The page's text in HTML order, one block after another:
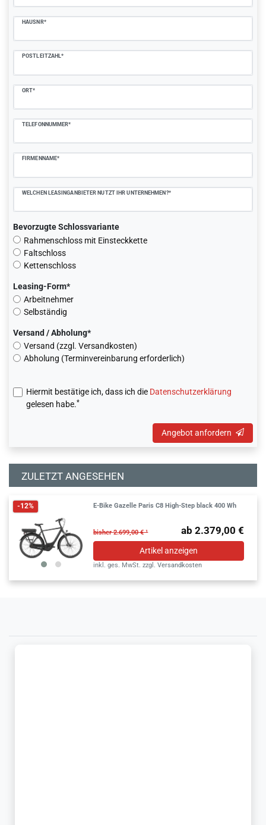
HAUSNR*
POSTLEITZAHL*
ORT*
TELEFONNUMMER*
FIRMENNAME*
WELCHEN LEASINGANBIETER NUTZT IHR UNTERNEHMEN?*
Bevorzugte Schlossvariante
Rahmenschloss mit Einsteckkette
Faltschloss
Kettenschloss
Leasing-Form*
Arbeitnehmer
Selbständig
Versand / Abholung*
Versand (zzgl. Versandkosten)
Abholung (Terminvereinbarung erforderlich)
Hiermit bestätige ich, dass ich die Daten­schutz­erklärung
gelesen habe.*
Angebot anfordern
ZULETZT ANGESEHEN
-12% E-Bike Gazelle Paris C8 High-Step black 400 Wh
bisher 2.699,00 € ¹ ab 2.379,00 €
Artikel anzeigen
inkl. ges. MwSt. zzgl.Versandkosten